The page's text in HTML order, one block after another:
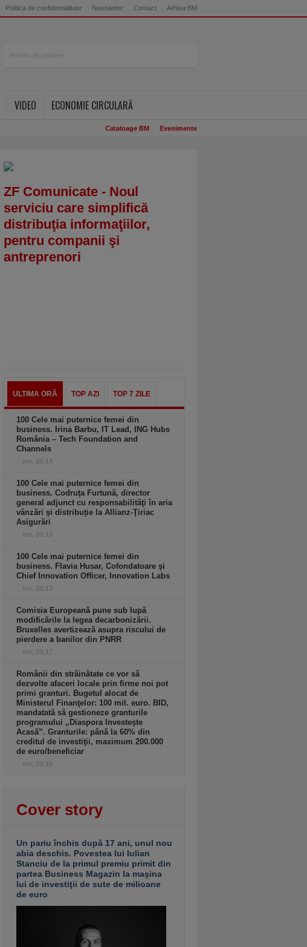
Politica de confidentialitate Newsletter Contact Arhiva BM
VIDEO
ECONOMIE CIRCULARĂ
Cataloage BM Evenimente
ZF Comunicate - Noul
serviciu care simplifică
distribuţia informaţiilor,
pentru companii şi
antreprenori
ULTIMA ORĂ TOP AZI TOP 7 ZILE
100 Cele mai puternice femei din
business. Irina Barbu, IT Lead, ING Hubs
România – Tech Foundation and
Channels
ieri, 20:14
100 Cele mai puternice femei din
business. Codruţa Furtună, director
general adjunct cu responsabilităţi în aria
vânzări şi distribuţie la Allianz-Ţiriac
Asigurări
ieri, 20:13
100 Cele mai puternice femei din
business. Flavia Husar, Cofondatoare şi
Chief Innovation Officer, Innovation Labs
ieri, 20:13
Comisia Europeană pune sub lupă
modificările la legea decarbonizării.
Bruxelles avertizează asupra riscului de
pierdere a banilor din PNRR
ieri, 19:17
Românii din străinătate ce vor să
dezvolte afaceri locale prin firme noi pot
primi granturi. Bugetul alocat de
Ministerul Finanţelor: 100 mil. euro. BID,
mandatată să gestioneze granturile
programului „Diaspora Investeşte
Acasă”. Granturile: până la 60% din
creditul de investiţii, maximum 200.000
de euro/beneficiar
ieri, 19:16
Cover story
Un pariu închis după 17 ani, unul nou
abia deschis. Povestea lui Iulian
Stanciu de la primul premiu primit din
partea Business Magazin la maşina
lui de investiţii de sute de milioane
de euro